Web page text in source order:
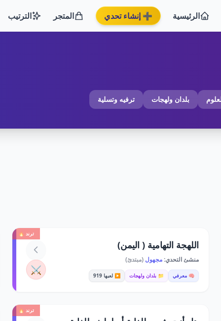
الرئيسية ➕ إنشاء تحدي المتجر الترتيب
بلدان ولهجات ترفيه وتسلية
ترند 🔥
اللهجة التهامية ( اليمن)
منشئ التحدي:مجهول (مبتدئ)
🧠 معرفي 📁 بلدان ولهجات ▶️ لعبها 919 ⚔️
ترند 🔥